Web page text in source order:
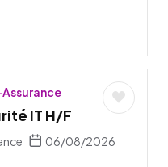
IT H/F
06/08/2026